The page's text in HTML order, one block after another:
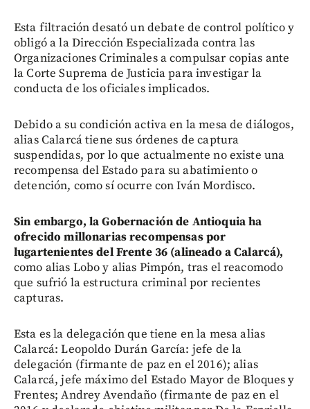
Esta filtración desató un debate de control político y
obligó a la Dirección Especializada contra las
Organizaciones Criminales a compulsar copias ante
la Corte Suprema de Justicia para investigar la
conducta de los oficiales implicados.
Debido a su condición activa en la mesa de diálogos,
alias Calarcá tiene sus órdenes de captura
suspendidas, por lo que actualmente no existe una
recompensa del Estado para su abatimiento o
detención, como sí ocurre con Iván Mordisco.
Sin embargo, la Gobernación de Antioquia ha
ofrecido millonarias recompensas por
lugartenientes del Frente 36 (alineado a Calarcá),
como alias Lobo y alias Pimpón, tras el reacomodo
que sufrió la estructura criminal por recientes
capturas.
Esta es la delegación que tiene en la mesa alias
Calarcá: Leopoldo Durán García: jefe de la
delegación (firmante de paz en el 2016); alias
Calarcá, jefe máximo del Estado Mayor de Bloques y
Frentes; Andrey Avendaño (firmante de paz en el